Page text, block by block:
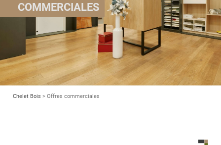
COMMERCIALES
Chelet Bois >Offres commerciales